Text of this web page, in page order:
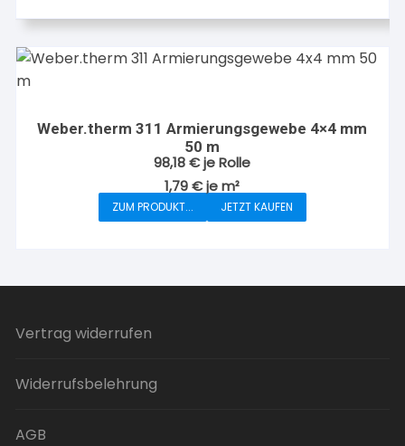
Weber.therm 311 Armierungsgewebe 4×4 mm
50 m
98,18€je Rolle
1,79€jem²
ZUM PRODUKT... JETZT KAUFEN
Vertrag widerrufen
Widerrufsbelehrung
AGB